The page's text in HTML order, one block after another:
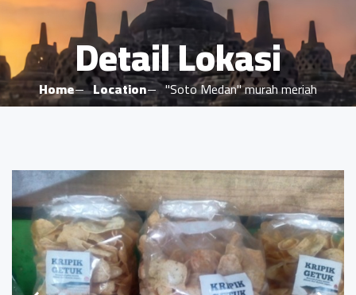
Detail Lokasi
Home Location "Soto Medan" murah meriah